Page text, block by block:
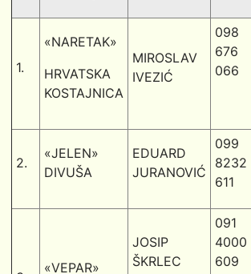
1.
«NARETAK»
HRVATSKA
KOSTAJNICA
MIROSLAV
IVEZIĆ
098
676
066
2.
«JELEN»
DIVUŠA
EDUARD
JURANOVIĆ
099
8232
611
«VEPAR»
JOSIP
ŠKRLEC
091
4000
609